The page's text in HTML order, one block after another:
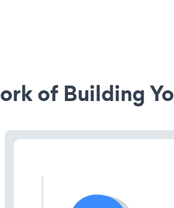
of Building